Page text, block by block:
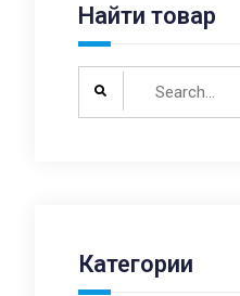
Найти товар
Категории